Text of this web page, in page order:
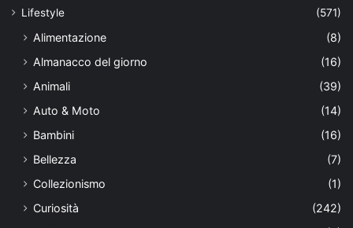
Lifestyle (571)
Alimentazione
(8)
Almanacco del giorno
(16)
Animali
(39)
Auto & Moto
(14)
Bambini
(16)
Bellezza
(7)
Collezionismo
(1)
Curiosità
(242)